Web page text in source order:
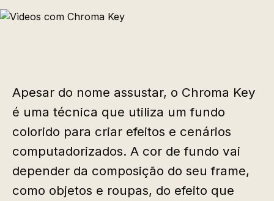
Apesar do nome assustar, o Chroma Key
é uma técnica que utiliza um fundo
colorido para criar efeitos e cenários
computadorizados. A cor de fundo vai
depender da composição do seu frame,
como objetos e roupas, do efeito que